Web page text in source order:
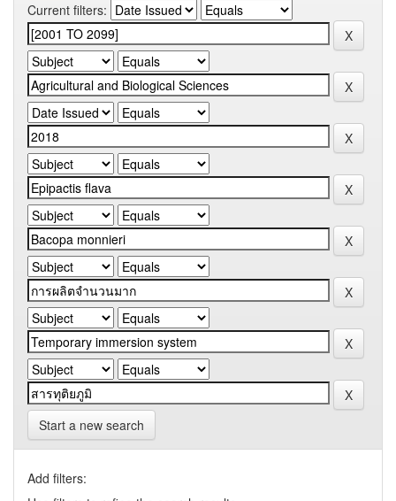
Current filters:
Start a new search
Add filters: